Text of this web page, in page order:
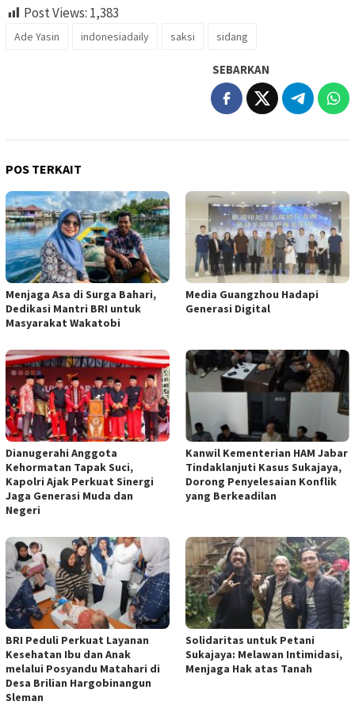
Post Views: 1,383
Ade Yasin indonesiadaily saksi sidang
SEBARKAN
POS TERKAIT
Menjaga Asa di Surga Bahari,
Dedikasi Mantri BRI untuk
Masyarakat Wakatobi
Media Guangzhou Hadapi
Generasi Digital
Dianugerahi Anggota
Kehormatan Tapak Suci,
Kapolri Ajak Perkuat Sinergi
Jaga Generasi Muda dan
Negeri
Kanwil Kementerian HAM Jabar
Tindaklanjuti Kasus Sukajaya,
Dorong Penyelesaian Konflik
yang Berkeadilan
BRI Peduli Perkuat Layanan
Kesehatan Ibu dan Anak
melalui Posyandu Matahari di
Desa Brilian Hargobinangun
Sleman
Solidaritas untuk Petani
Sukajaya: Melawan Intimidasi,
Menjaga Hak atas Tanah